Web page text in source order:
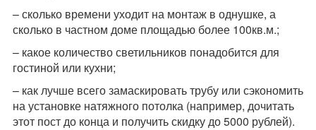
– сколько времени уходит на монтаж в однушке, а
сколько в частном доме площадью более 100кв.м.;
– какое количество светильников понадобится для
гостиной или кухни;
– как лучше всего замаскировать трубу или сэкономить
на установке натяжного потолка (например, дочитать
этот пост до конца и получить скидку до 5000 рублей).